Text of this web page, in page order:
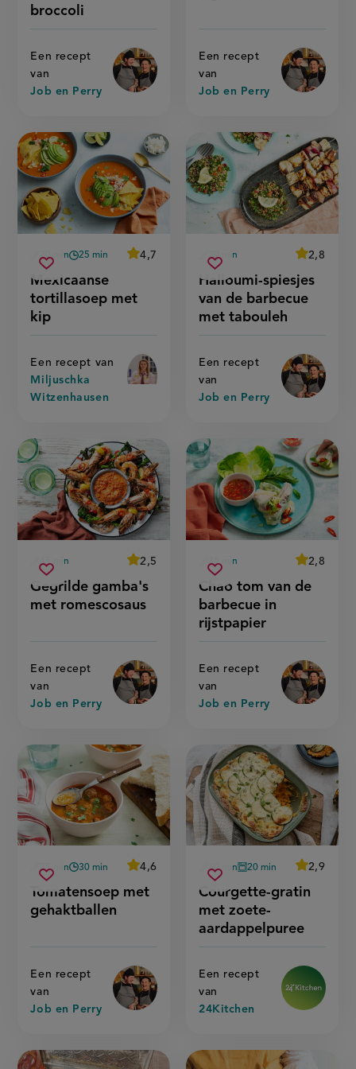
broccoli
Een recept
van
Job en Perry
schelvis
Een recept
van
Job en Perry
Mexicaanse
tortillasoep met
kip
voorbereidingstijd
20 min
wachttijd
25 min
average
4,7
Beoordeel
Een recept van
Miljuschka
Witzenhausen
Sla
recept
op
mexicaanse
tortillasoep
met
kip
Halloumi-spiesjes
van de barbecue
met tabouleh
voorbereidingstijd
30 min
average
2,8
Beoordeel
'halloumi-
Een recept
van
Job en Perry
Sla
recept
op
halloumi-
spiesjes
van
de
tabouleh
Gegrilde gamba's
met romescosaus
voorbereidingstijd
45 min
average
2,5
Beoordeel
'gegrilde
gamba&#039;s
met
Een recept
van
Job en Perry
Sla
recept
op
gegrilde
gamba&#039;s
met
Chao tom van de
barbecue in
rijstpapier
voorbereidingstijd
35 min
average
2,8
Beoordeel
'chao
Een recept
van
Job en Perry
Sla
op
chao
tom
van
de
barbecue
Tomatensoep met
gehaktballen
voorbereidingstijd
25 min
wachttijd
30 min
average
4,6
Beoordeel
'tomatensoep
gehaktballen'
Een recept
van
Job en Perry
Sla
recept
tomatensoep
met
gehaktballen
Courgette-gratin
met zoete-
aardappelpuree
voorbereidingstijd
30 min
oventijd
20 min
average
2,9
Beoordeel
Een recept
van
24Kitchen
Sla
recept
courgette-
gratin
met
zoete-
aardappelpuree